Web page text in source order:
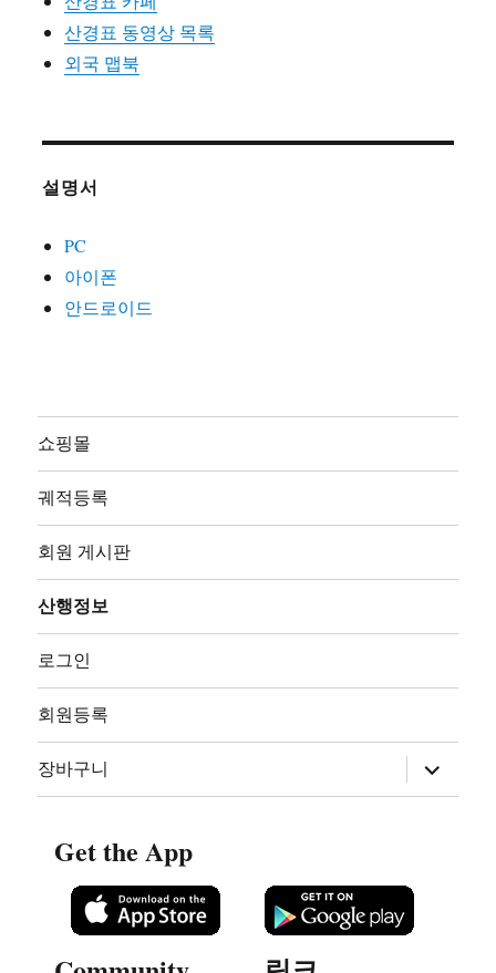
산경표 동영상 목록
외국 맵북
설명서
PC
아이폰
안드로이드
쇼핑몰
궤적등록
회원 게시판
산행정보
로그인
회원등록
장바구니
위
메
Get the App